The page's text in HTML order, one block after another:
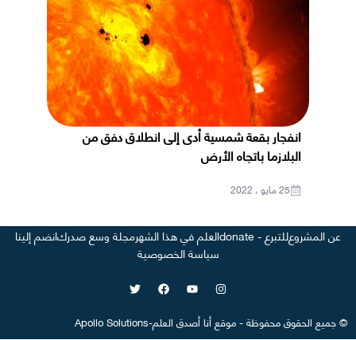
انفجار بقعة شمسية أدى إلى انطلاق دفق من
البلازما باتجاه الأرض
25 مايو ، 2022
عن المشروعللتبرع - donate العلم في هذا الشهرمجلة وسع صدركانضم إلينا
سياسة الخصوصية
©جميع الحقوق محفوظة-موقعأنا أصدق العلم-
Apollo Solutions